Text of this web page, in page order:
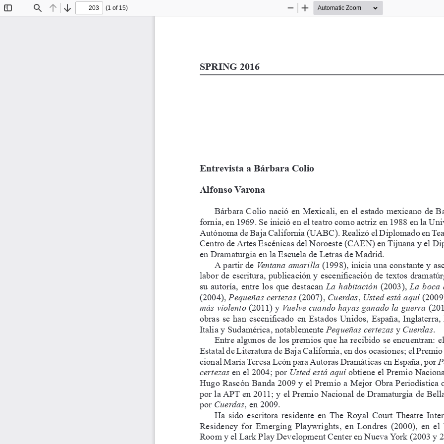
Find Previous
Next
(1 of 15)
Zoom
Zoom
SPRING 2016
Entrevista a Bárbara Colio
Alfonso Varona
Bárbara Colio nació en Mexicali, en el estado mexicano de
fornia, en 1969. Se inició en el teatro como actriz en 1988 en la
Autónoma de Baja California (UABC). Realizó el Diplomado en
Centro de Artes Escénicas del Noroeste (CAEN) en Tijuana y el
en Dramaturgia en la Escuela de Letras de Madrid.
A partir de Ventana amarilla (1998), inicia una constante y
labor de escritura, publicación y escenificación de textos
su autoría, entre los que destacan La habitación (2003), La boca
(2004), Pequeñas certezas (2007), Cuerdas Usted está aquí
más violento (2011) y Vuelve cuando hayas ganado la guerra
obras se han escenificado en Estados Unidos, España, Inglaterra,
Italia y Sudamérica, notablemente Pequeñas certezas y Cuerdas.
Entre algunos de los premios que ha recibido se encuentran:
Estatal de Literatura de Baja California, en dos ocasiones; el
cional María Teresa León para Autoras Dramáticas en España, por
certezas en el 2004; por Usted está aquí obtiene el Premio
Hugo Rascón Banda 2009 y el Premio a Mejor Obra Periodística
por la APT en 2011; y el Premio Nacional de Dramaturgia de
por Cuerdas, en 2009.
Ha sido escritora residente en The Royal Court Theatre
Residency  for  Emerging  Playwrights,  en  Londres  (2000),  en  el
Room y el Lark Play Development Center en Nueva York (2003 y